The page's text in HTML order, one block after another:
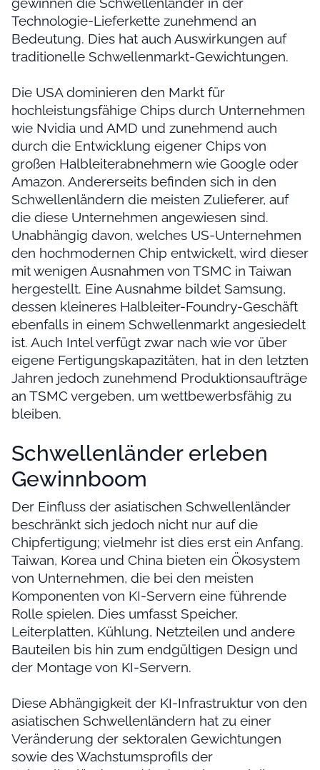
Technologie-Lieferkette zunehmend an
Bedeutung. Dies hat auch Auswirkungen auf
traditionelle Schwellenmarkt-Gewichtungen.
Die USA dominieren den Markt für
hochleistungsfähige Chips durch Unternehmen
wie Nvidia und AMD und zunehmend auch
durch die Entwicklung eigener Chips von
großen Halbleiterabnehmern wie Google oder
Amazon. Andererseits befinden sich in den
Schwellenländern die meisten Zulieferer, auf
die diese Unternehmen angewiesen sind.
Unabhängig davon, welches US-Unternehmen
den hochmodernen Chip entwickelt, wird dieser
mit wenigen Ausnahmen von TSMC in Taiwan
hergestellt. Eine Ausnahme bildet Samsung,
dessen kleineres Halbleiter-Foundry-Geschäft
ebenfalls in einem Schwellenmarkt angesiedelt
ist. Auch Intel verfügt zwar nach wie vor über
eigene Fertigungskapazitäten, hat in den letzten
Jahren jedoch zunehmend Produktionsaufträge
an TSMC vergeben, um wettbewerbsfähig zu
bleiben.
Schwellenländer erleben
Gewinnboom
Der Einfluss der asiatischen Schwellenländer
beschränkt sich jedoch nicht nur auf die
Chipfertigung; vielmehr ist dies erst ein Anfang.
Taiwan, Korea und China bieten ein Ökosystem
von Unternehmen, die bei den meisten
Komponenten von KI-Servern eine führende
Rolle spielen. Dies umfasst Speicher,
Leiterplatten, Kühlung, Netzteilen und andere
Bauteilen bis hin zum endgültigen Design und
der Montage von KI-Servern.
Diese Abhängigkeit der KI-Infrastruktur von den
asiatischen Schwellenländern hat zu einer
Veränderung der sektoralen Gewichtungen
sowie des Wachstumsprofils der